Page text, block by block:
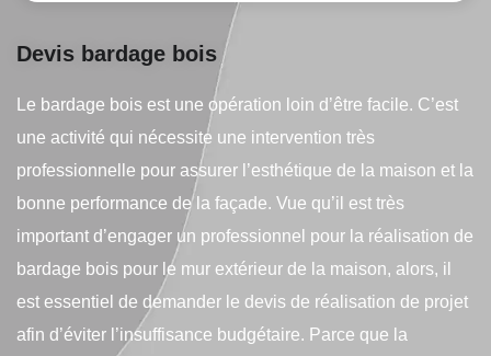
Devis bardage bois
Le bardage bois est une opération loin d’être facile. C’est
une activité qui nécessite une intervention très
professionnelle pour assurer l’esthétique de la maison et la
bonne performance de la façade. Vue qu’il est très
important d’engager un professionnel pour la réalisation de
bardage bois pour le mur extérieur de la maison, alors, il
est essentiel de demander le devis de réalisation de projet
afin d’éviter l’insuffisance budgétaire. Parce que la